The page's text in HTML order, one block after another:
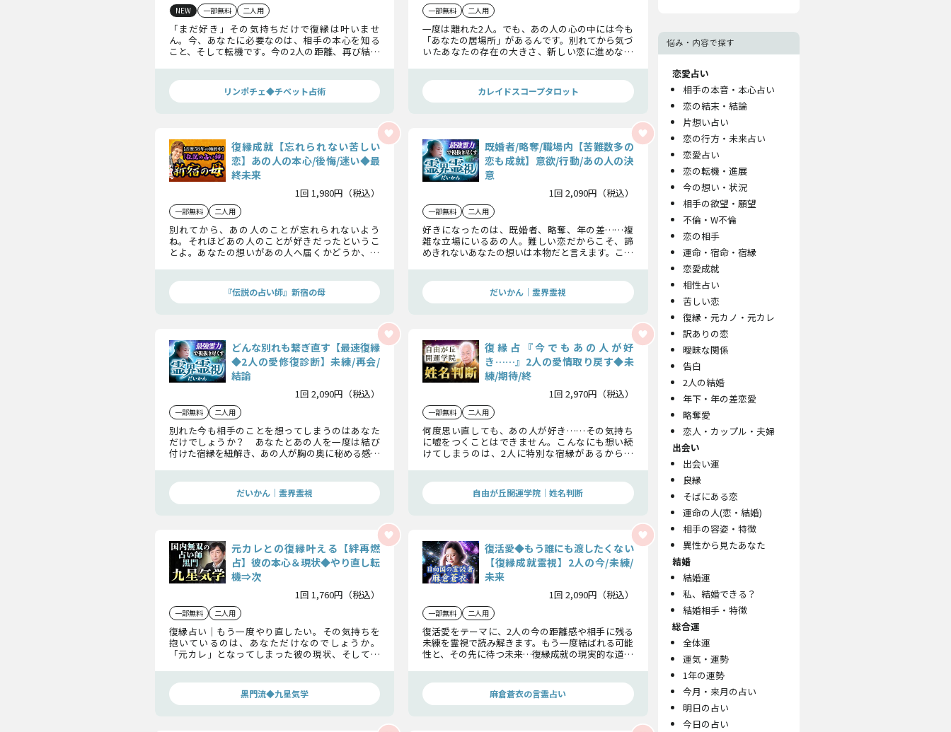
NEW 一部無料 二人用
「まだ好き」その気持ちだけで復縁は叶いませ
ん。今、あなたに必要なのは、相手の本心を知る
こと、そして転機です。今の2人の距離、再び結ば
リンポチェ◆チベット占術
一部無料 二人用
一度は離れた2人。でも、あの人の心の中には今も
「あなたの居場所」があるんです。別れてから気づ
いたあなたの存在の大きさ、新しい恋に進めない
ーを詳細にお伝えします。カレイドスコープタロット
復縁成就【忘れられない苦しい
恋】あの人の本心/後悔/迷い◆最
終未来
1回 1,980円（税込）
一部無料 二人用
別れてから、あの人のことが忘れられないよう
ね。それほどあの人のことが好きだったというこ
とよ。あなたの想いがあの人へ届くかどうか、あ
『伝説の占い師』新宿の母
既婚者/略奪/職場内【苦難数多の
恋も成就】意欲/行動/あの人の決
意
1回 2,090円（税込）
一部無料 二人用
好きになったのは、既婚者、略奪、年の差……複
雑な立場にいるあの人。難しい恋だからこそ、諦
めきれないあなたの想いは本物だと言えます。この
だいかん｜霊界霊視
どんな別れも繋ぎ直す【最速復縁
◆2人の愛修復診断】未練/再会/
結論
1回 2,090円（税込）
一部無料 二人用
別れた今も相手のことを想ってしまうのはあなた
だけでしょうか？ あなたとあの人を一度は結び
付けた宿縁を紐解き、あの人が胸の奥に秘める感情
だいかん｜霊界霊視
復縁占『今でもあの人が好
き……』2人の愛情取り戻す◆未
練/期待/終
1回 2,970円（税込）
一部無料 二人用
何度思い直しても、あの人が好き……その気持ち
に嘘をつくことはできません。こんなにも想い続
けてしまうのは、2人に特別な宿縁があるからで
自由が丘開運学院│姓名判断
元カレとの復縁叶える【絆再燃
占】彼の本心＆現状◆やり直し転
機⇒次
1回 1,760円（税込）
一部無料 二人用
復縁占い｜もう一度やり直したい。その気持ちを
抱いているのは、あなただけなのでしょうか。
「元カレ」となってしまった彼の現状、そして秘
黒門流◆九星気学
復活愛◆もう誰にも渡したくない
【復縁成就霊視】2人の今/未練/
未来
1回 2,090円（税込）
一部無料 二人用
復活愛をテーマに、2人の今の距離感や相手に残る
未練を霊視で読み解きます。もう一度結ばれる可能
性と、その先に待つ未来…復縁成就の現実的な道筋
麻倉蒼衣の言霊占い
悩み・内容で探す
恋愛占い
相手の本音・本心占い
恋の結末・結論
片想い占い
恋の行方・未来占い
恋愛占い
恋の転機・進展
今の想い・状況
相手の欲望・願望
不倫・W不倫
恋の相手
運命・宿命・宿縁
恋愛成就
相性占い
苦しい恋
復縁・元カノ・元カレ
訳ありの恋
曖昧な関係
告白
2人の結婚
年下・年の差恋愛
略奪愛
恋人・カップル・夫婦
出会い
出会い運
良縁
そばにある恋
運命の人(恋・結婚)
相手の容姿・特徴
異性から見たあなた
結婚
結婚運
私、結婚できる？
結婚相手・特徴
総合運
全体運
運気・運勢
1年の運勢
今月・来月の占い
明日の占い
今日の占い